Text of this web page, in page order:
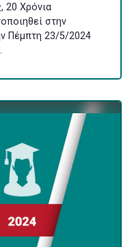
20 Χρόνια
στην
Πέμπτη 23/5/2024